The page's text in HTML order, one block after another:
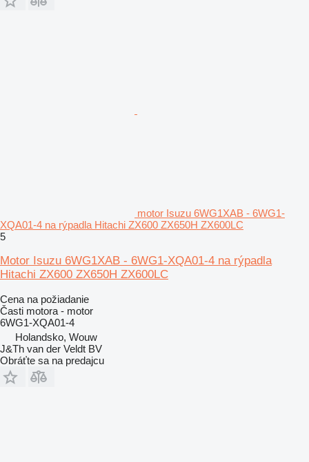
motor Isuzu 6WG1XAB - 6WG1-
XQA01-4 na rýpadla Hitachi ZX600 ZX650H ZX600LC
5
Motor Isuzu 6WG1XAB - 6WG1-XQA01-4 na rýpadla
Hitachi ZX600 ZX650H ZX600LC
Cena na požiadanie
Časti motora - motor
6WG1-XQA01-4
Holandsko, Wouw
J&Th van der Veldt BV
Obráťte sa na predajcu